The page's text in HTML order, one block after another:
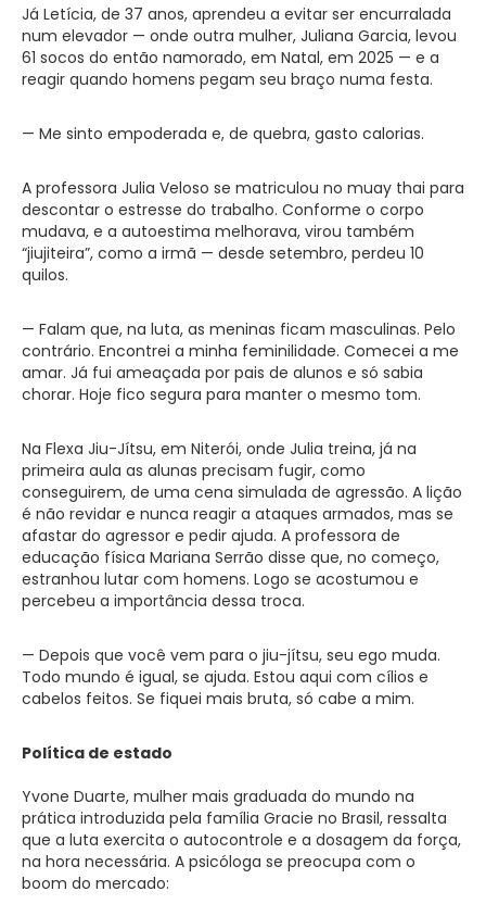
Já Letícia, de 37 anos, aprendeu a evitar ser encurralada
num elevador — onde outra mulher, Juliana Garcia, levou
61 socos do então namorado, em Natal, em 2025 — e a
reagir quando homens pegam seu braço numa festa.
— Me sinto empoderada e, de quebra, gasto calorias.
A professora Julia Veloso se matriculou no muay thai para
descontar o estresse do trabalho. Conforme o corpo
mudava, e a autoestima melhorava, virou também
“jiujiteira”, como a irmã — desde setembro, perdeu 10
quilos.
— Falam que, na luta, as meninas ficam masculinas. Pelo
contrário. Encontrei a minha feminilidade. Comecei a me
amar. Já fui ameaçada por pais de alunos e só sabia
chorar. Hoje fico segura para manter o mesmo tom.
Na Flexa Jiu-Jítsu, em Niterói, onde Julia treina, já na
primeira aula as alunas precisam fugir, como
conseguirem, de uma cena simulada de agressão. A lição
é não revidar e nunca reagir a ataques armados, mas se
afastar do agressor e pedir ajuda. A professora de
educação física Mariana Serrão disse que, no começo,
estranhou lutar com homens. Logo se acostumou e
percebeu a importância dessa troca.
— Depois que você vem para o jiu-jítsu, seu ego muda.
Todo mundo é igual, se ajuda. Estou aqui com cílios e
cabelos feitos. Se fiquei mais bruta, só cabe a mim.
Política de estado
Yvone Duarte, mulher mais graduada do mundo na
prática introduzida pela família Gracie no Brasil, ressalta
que a luta exercita o autocontrole e a dosagem da força,
na hora necessária. A psicóloga se preocupa com o
boom do mercado: